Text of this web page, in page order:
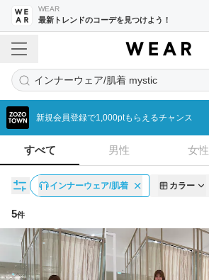
WEAR
最新トレンドのコーデを見つけよう！
インナーウェア/肌着 mystic
新規会員登録で1,000ptもらえるチャンス
すべて 男性 女性
インナーウェア/肌着 カラー
5件
コーディネート一覧